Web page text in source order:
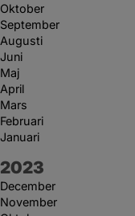
Oktober
September
Augusti
Juni
Maj
April
Mars
Februari
Januari
År:
2023
December
November